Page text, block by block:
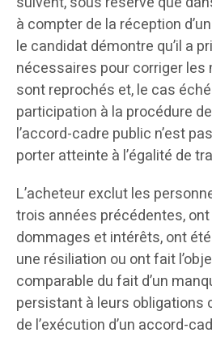
à compter de la réception
le candidat démontre qu’il a
nécessaires pour corriger les
sont reprochés et, le cas
participation à la procédure
l’accord-cadre public n’est
porter atteinte à l’égalité de
L’acheteur exclut les
trois années précédentes,
dommages et intérêts, ont
une résiliation ou ont fait
comparable du fait d’un
persistant à leurs obligations
de l’exécution d’un accord-